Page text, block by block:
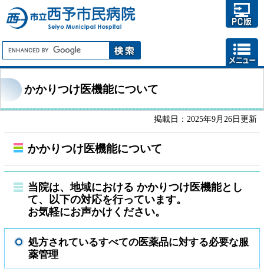
かかりつけ医機能について
掲載日：2025年9月26日更新
かかりつけ医機能について
当院は、地域における かかりつけ医機能とし
て、以下の対応を行っています。
お気軽にお声かけください。
処方されているすべての医薬品に対する必要な服
薬管理